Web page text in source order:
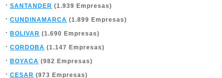
SANTANDER (1.939 Empresas)
CUNDINAMARCA (1.899 Empresas)
BOLIVAR (1.690 Empresas)
CORDOBA (1.147 Empresas)
BOYACA (982 Empresas)
CESAR (973 Empresas)